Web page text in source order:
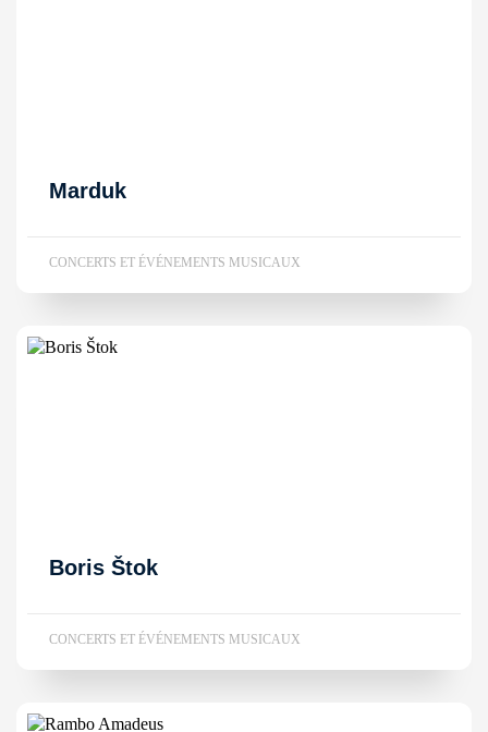
Marduk
CONCERTS ET ÉVÉNEMENTS MUSICAUX
Boris Štok
CONCERTS ET ÉVÉNEMENTS MUSICAUX